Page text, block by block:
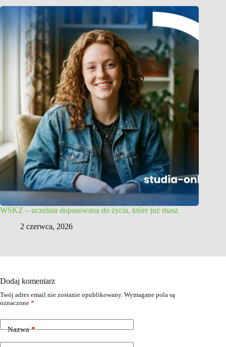
WSKZ – uczelnia dopasowana do życia, które już masz
2 czerwca, 2026
Dodaj komentarz
Twój adres email nie zostanie opublikowany. Wymagane pola są
oznaczone *
Nazwa*